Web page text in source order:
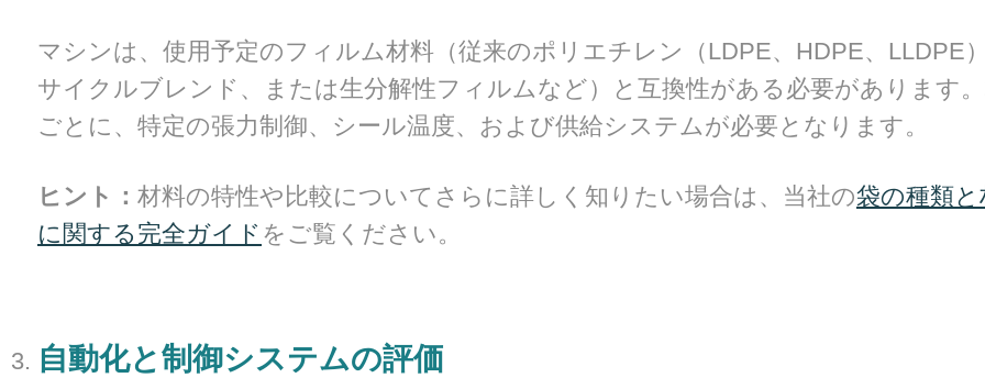
マシンは、使用予定のフィルム材料（従来のポリエチレン（LDPE、HDPE、LLDPE
サイクルブレンド、または生分解性フィルムなど）と互換性がある必要があります
ごとに、特定の張力制御、シール温度、および供給システムが必要となります。
ヒント： 材料の特性や比較についてさらに詳しく知りたい場合は、当社の袋の種類と
に関する完全ガイド をご覧ください。
自動化と制御システムの評価